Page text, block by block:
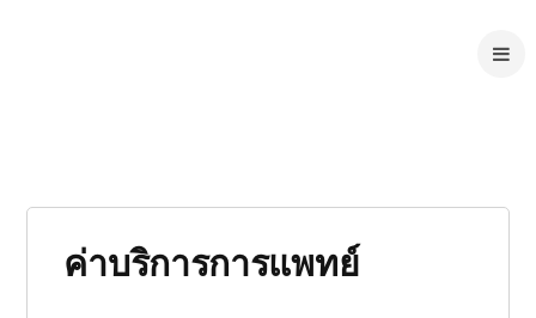
ค่าบริการการแพทย์